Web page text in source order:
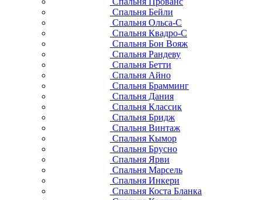
Спальня Бейли
Спальня Ольса-С
Спальня Квадро-С
Спальня Бон Вояж
Спальня Рандеву
Спальня Бетти
Спальня Айно
Спальня Брамминг
Спальня Дания
Спальня Классик
Спальня Бридж
Спальня Винтаж
Спальня Кымор
Спальня Брусно
Спальня Ярви
Спальня Марсель
Спальня Инкери
Спальня Коста Бланка